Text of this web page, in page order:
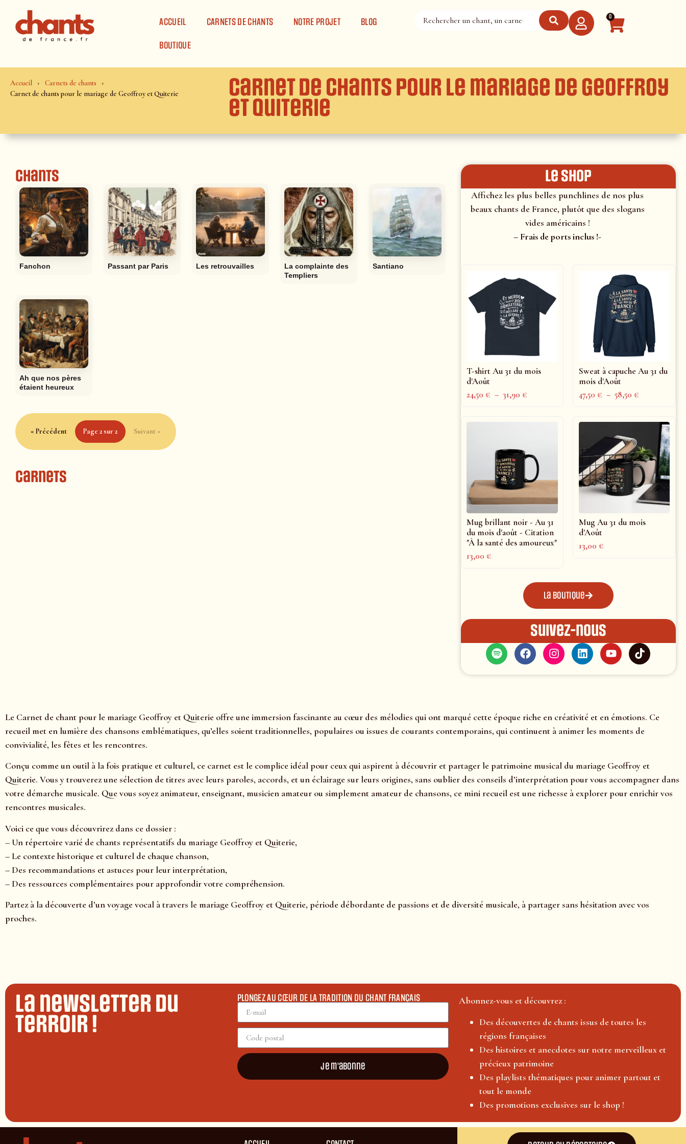
ACCUEIL
CARNETS DE CHANTS NOTRE PROJET BLOG
BOUTIQUE
0
Accueil
Carnets de chants
Carnet de chants pour le mariage de Geoffroy et Quiterie
Carnet de chants pour le mariage de Geoffroy
et Quiterie
Chants
Fanchon Passant par Paris Les retrouvailles
La complainte des
Templiers
Santiano
Ah que nos pères
étaient heureux
« Précédent Page 2 sur 2 Suivant »
Carnets
le shop
Affichez les plus belles punchlines de nos plus
beaux chants de France, plutôt que des slogans
vides américains !
– Frais de ports inclus !-
T-shirt Au 31 du mois
d'Août
24,50€ – 31,90€
Sweat à capuche Au 31 du
mois d'Août
47,50€ – 58,50€
Mug brillant noir - Au 31
du mois d'août - Citation
"À la santé des amoureux"
13,00€
Mug Au 31 du mois
d'Août
13,00€
La boutique
Suivez-nous
Le Carnet de chant pour le mariage Geoffroy et Quiterie offre une immersion fascinante au cœur des mélodies qui ont marqué cette époque riche en créativité et en émotions. Ce
recueil met en lumière des chansons emblématiques, qu’elles soient traditionnelles, populaires ou issues de courants contemporains, qui continuent à animer les moments de
convivialité, les fêtes et les rencontres.
Conçu comme un outil à la fois pratique et culturel, ce carnet est le complice idéal pour ceux qui aspirent à découvrir et partager le patrimoine musical du mariage Geoffroy et
Quiterie. Vous y trouverez une sélection de titres avec leurs paroles, accords, et un éclairage sur leurs origines, sans oublier des conseils d’interprétation pour vous accompagner dans
votre démarche musicale. Que vous soyez animateur, enseignant, musicien amateur ou simplement amateur de chansons, ce mini recueil est une richesse à explorer pour enrichir vos
rencontres musicales.
Voici ce que vous découvrirez dans ce dossier :
– Un répertoire varié de chants représentatifs du mariage Geoffroy et Quiterie,
– Le contexte historique et culturel de chaque chanson,
– Des recommandations et astuces pour leur interprétation,
– Des ressources complémentaires pour approfondir votre compréhension.
Partez à la découverte d’un voyage vocal à travers le mariage Geoffroy et Quiterie, période débordante de passions et de diversité musicale, à partager sans hésitation avec vos
proches.
La newsletter du
terroir !
PLONGEZ AU CŒUR DE LA TRADITION DU CHANT FRANÇAIS
Je m'abonne
Abonnez-vous et découvrez :
Des découvertes de chants issus de toutes les
régions françaises
Des histoires et anecdotes sur notre merveilleux et
précieux patrimoine
Des playlists thématiques pour animer partout et
tout le monde
Des promotions exclusives sur le shop !